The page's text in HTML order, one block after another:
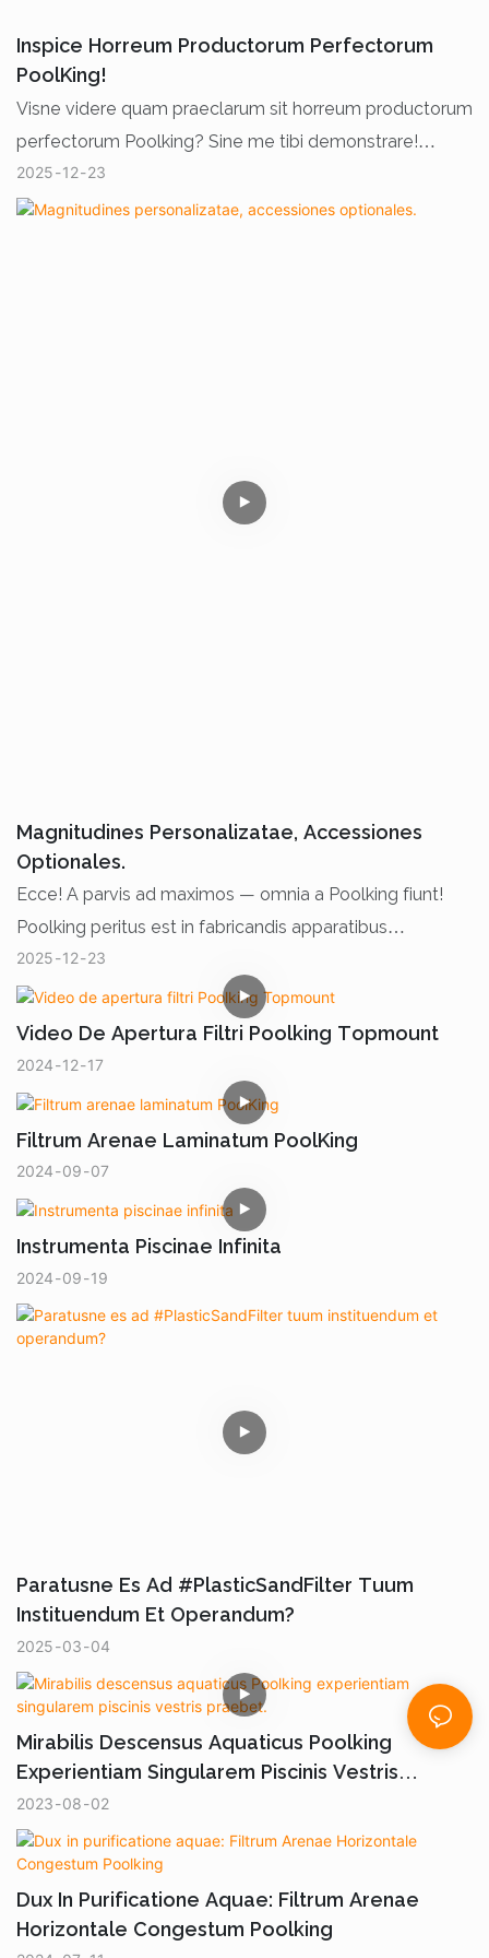
Inspice Horreum Productorum Perfectorum
PoolKing!
Visne videre quam praeclarum sit horreum productorum
perfectorum Poolking? Sine me tibi demonstrare!
Multae series instrumentorum filtrationis summae
qualitatis hic ordinate servantur, singula pars diligenter
2025 12 23
Magnitudines Personalizatae, Accessiones
Optionales.
Ecce! A parvis ad maximos — omnia a Poolking fiunt!
Poolking peritus est in fabricandis apparatibus
filtrationis. Semper in eo intenti sumus quod clientes
desiderant. Magnitudines pro variis usibus mutari
possunt. Accessiones quas desideras eligere potes, ita
ut quaeque unitas efficax et summae qualitatis sit.
2025 12 23
Video De Apertura Filtri Poolking Topmount
2024 12 17
Filtrum Arenae Laminatum PoolKing
2024 09 07
Instrumenta Piscinae Infinita
2024 09 19
Paratusne Es Ad #PlasticSandFilter Tuum
Instituendum Et Operandum?
2025 03 04
Mirabilis Descensus Aquaticus Poolking
Experientiam Singularem Piscinis Vestris
Praebet.
2023 08 02
Dux In Purificatione Aquae: Filtrum Arenae
Horizontale Congestum Poolking